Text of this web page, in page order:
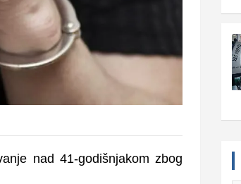
nad 41-godišnjakom zbog